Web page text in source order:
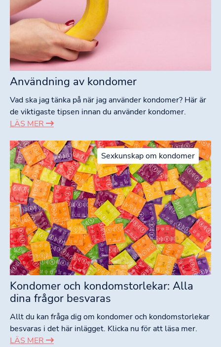
Användning av kondomer
Vad ska jag tänka på när jag använder kondomer? Här är
de viktigaste tipsen innan du använder kondomer.
LÄS MER
Sexkunskap om kondomer
Kondomer och kondomstorlekar: Alla
dina frågor besvaras
Allt du kan fråga dig om kondomer och kondomstorlekar
besvaras i det här inlägget. Klicka nu för att läsa mer.
LÄS MER